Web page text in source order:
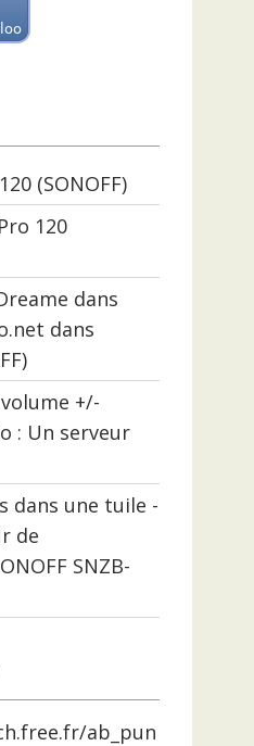
(SONOFF)
120
dans
dans
+/-
: Un serveur
dans une tuile -
de
SNZB-
ab_pun